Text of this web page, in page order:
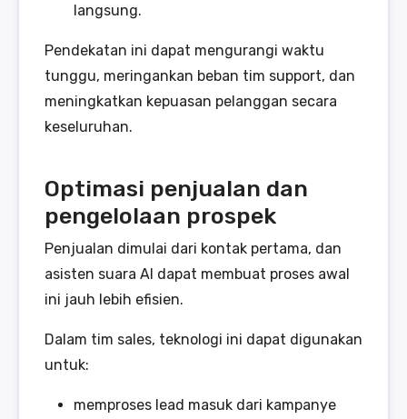
langsung.
Pendekatan ini dapat mengurangi waktu
tunggu, meringankan beban tim support, dan
meningkatkan kepuasan pelanggan secara
keseluruhan.
Optimasi penjualan dan
pengelolaan prospek
Penjualan dimulai dari kontak pertama, dan
asisten suara AI dapat membuat proses awal
ini jauh lebih efisien.
Dalam tim sales, teknologi ini dapat digunakan
untuk:
memproses lead masuk dari kampanye